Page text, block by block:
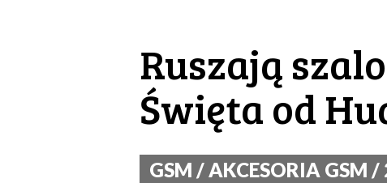
Ruszają
Święta od
GSM / AKCESORIA GSM